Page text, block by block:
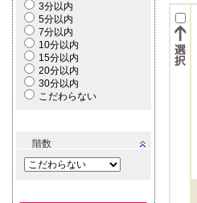
3分以内
5分以内
7分以内
10分以内
15分以内
20分以内
30分以内
こだわらない
階数